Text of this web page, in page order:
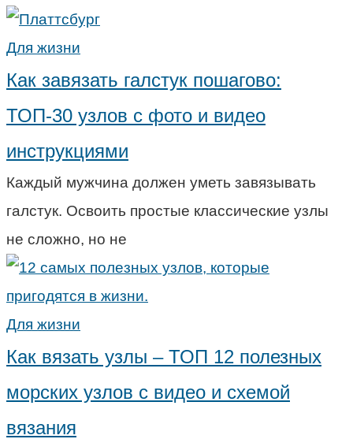
Для жизни
Как завязать галстук пошагово:
ТОП-30 узлов с фото и видео
инструкциями
Каждый мужчина должен уметь завязывать
галстук. Освоить простые классические узлы
не сложно, но не
Для жизни
Как вязать узлы – ТОП 12 полезных
морских узлов с видео и схемой
вязания